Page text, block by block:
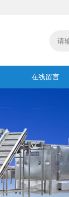
在线留言